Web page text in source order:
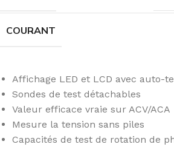
COURANT
Affichage LED et LCD avec auto-
Sondes de test détachables
Valeur efficace vraie sur ACV/ACA
Mesure la tension sans piles
Capacités de test de rotation de